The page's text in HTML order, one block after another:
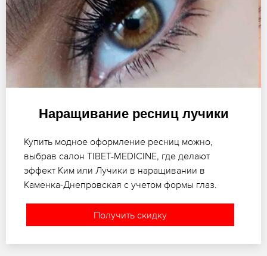
Наращивание ресниц лучики
Купить модное оформление ресниц можно,
выбрав салон TIBET-MEDICINE, где делают
эффект Ким или Лучики в наращивании в
Каменка-Днепровская с учетом формы глаз.
Получить скидку